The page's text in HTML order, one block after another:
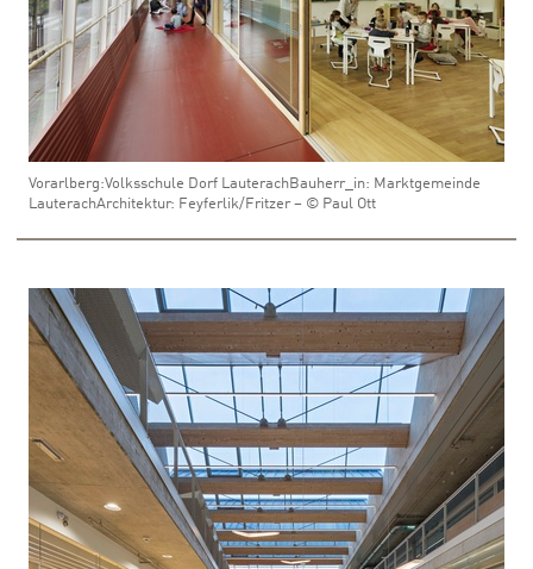
Vorarlberg:Volksschule Dorf LauterachBauherr_in: Marktgemeinde
LauterachArchitektur: Feyferlik/Fritzer – © Paul Ott